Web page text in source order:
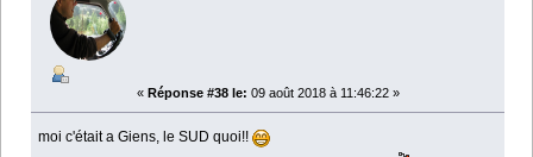
« Réponse #38 le: 09 août 2018 à 11:46:22 »
moi c'était a Giens, le SUD quoi!!